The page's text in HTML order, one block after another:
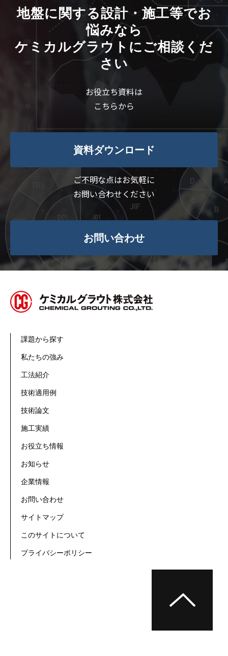
地盤に関する設計・施工等でお
悩みなら
ケミカルグラウトにご相談くだ
さい
お役立ち資料は
こちらから
資料ダウンロード
ご不明な点はお気軽に
お問い合わせください
お問い合わせ
課題から探す
私たちの強み
工法紹介
技術適用例
技術論文
施工実績
お役立ち情報
お知らせ
企業情報
お問い合わせ
サイトマップ
このサイトについて
プライバシーポリシー